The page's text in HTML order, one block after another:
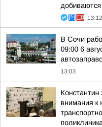
13:12
В Сочи
09:00 6
13:03
внимания к